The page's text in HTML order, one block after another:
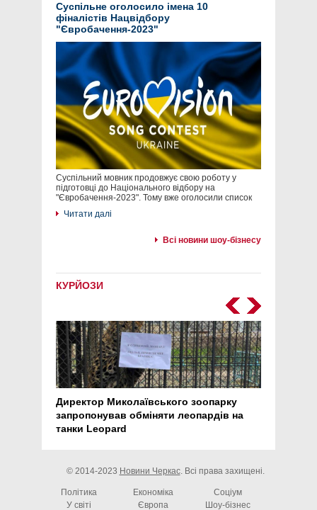
Суспільне оголосило імена 10
фіналістів Нацвідбору
"Євробачення-2023"
Суспільний мовник продовжує свою роботу у
підготовці до Національного відбору на
"Євробачення-2023". Тому вже оголосили список
Читати далі
Всі новини шоу-бізнесу
КУРЙОЗИ
Директор Миколаївського зоопарку
запропонував обміняти леопардів на
танки Leopard
© 2014-2023 Новини Черкас. Всі права захищені.
Політика Економіка
Соціум
У світі
Європа Шоу-бізнес